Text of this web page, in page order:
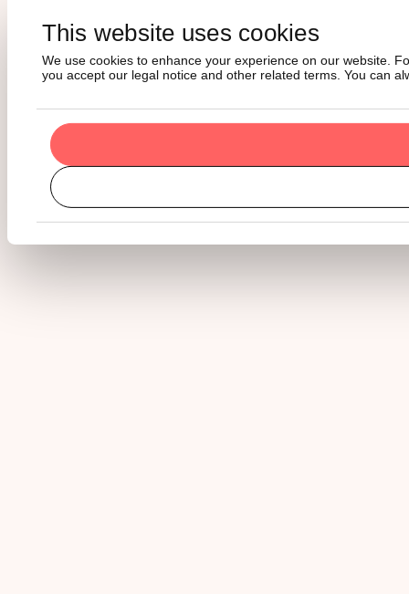
This website uses cookies
We use cookies to enhance your experience on our website.
you accept our legal notice and other related terms. You can